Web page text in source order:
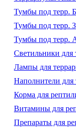
Тумбы под терр.
Тумбы под терр.
Тумбы под терр.
Светильники для
Лампы для
Наполнители для
Корма для
Витамины для
Препараты для